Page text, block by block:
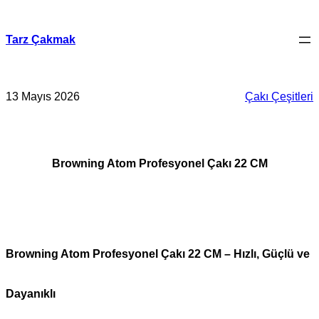
Tarz Çakmak
13 Mayıs 2026 Çakı Çeşitleri
Browning Atom Profesyonel Çakı 22 CM
Browning Atom Profesyonel Çakı 22 CM – Hızlı, Güçlü ve
Dayanıklı